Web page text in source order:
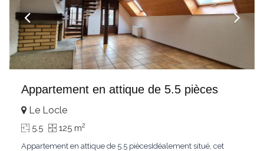
Appartement en attique de 5.5 pièces
Le Locle
5.5 125 m2
Appartement en attique de 5.5 piècesIdéalement situé, cet